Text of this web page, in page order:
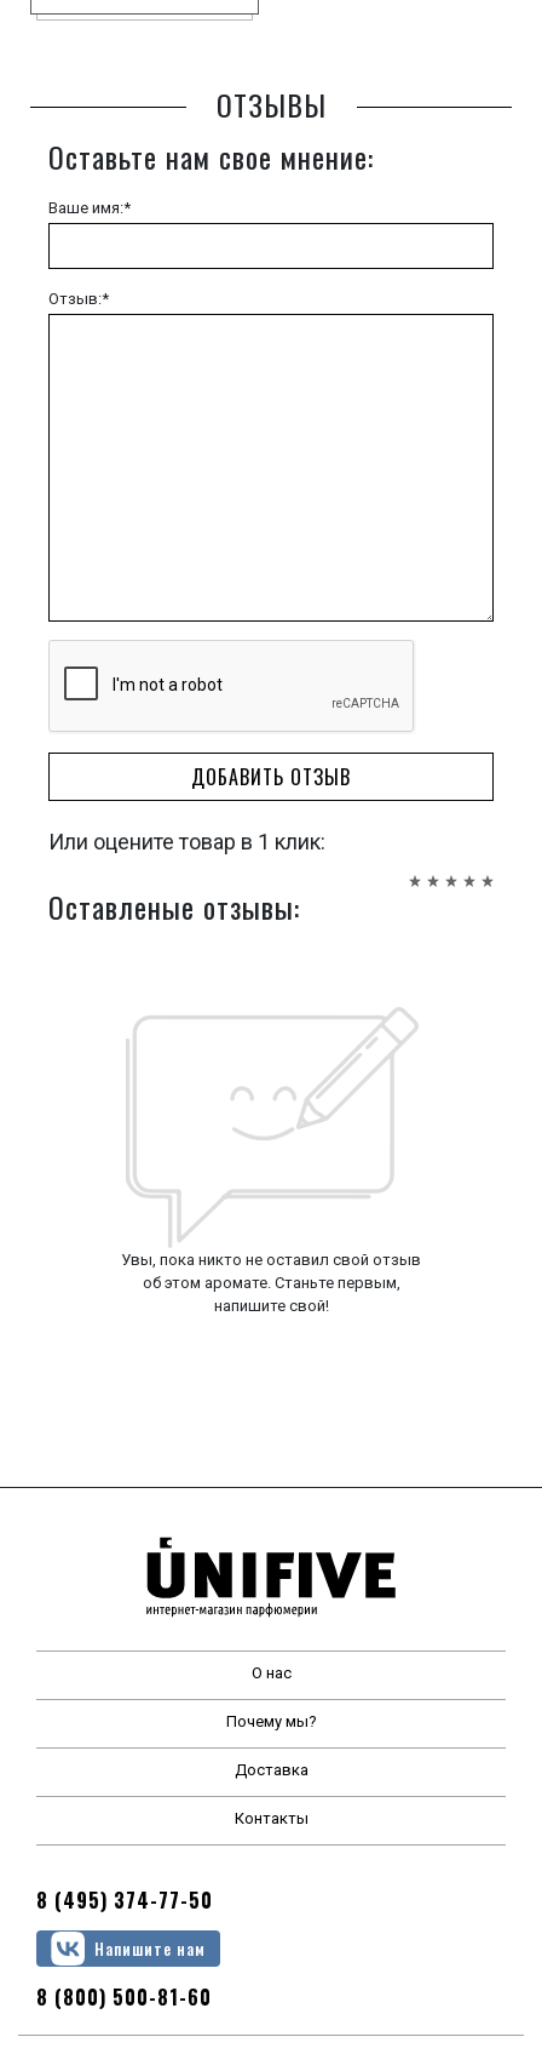
ОТЗЫВЫ
Оставьте нам свое мнение:
Ваше имя:*
Отзыв:*
ДОБАВИТЬ ОТЗЫВ
Или оцените товар в 1 клик:
Оставленые отзывы:
Увы, пока никто не оставил свой отзыв
об этом аромате. Станьте первым,
напишите свой!
О нас
Почему мы?
Доставка
Контакты
8 (495) 374-77-50
Напишите нам
8 (800) 500-81-60